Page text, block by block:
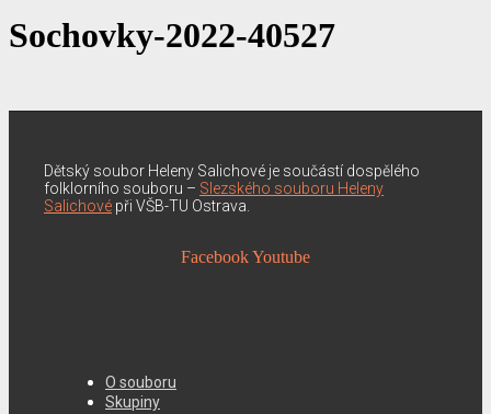
Sochovky-2022-40527
Dětský soubor Heleny Salichové je součástí dospělého
folklorního souboru – Slezského souboru Heleny
Salichové při VŠB-TU Ostrava.
FacebookYoutube
O souboru
Skupiny